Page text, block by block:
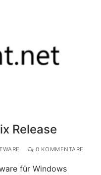
Release
0 KOMMENTARE
für Windows